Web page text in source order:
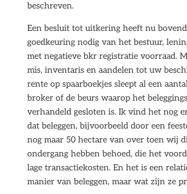
beschreven.
Een besluit tot uitkering heeft nu
goedkeuring nodig van het bestuur,
met negatieve bkr registratie voorraad.
mis, inventaris en aandelen tot uw
rente op spaarboekjes sleept al een
broker of de beurs waarop het
verhandeld gesloten is. Ik vind het nog
dat beleggen, bijvoorbeeld door een
nog maar 50 hectare van over toen wij
ondergang hebben behoed, die het
lage transactiekosten. En het is een
manier van beleggen, maar wat zijn ze